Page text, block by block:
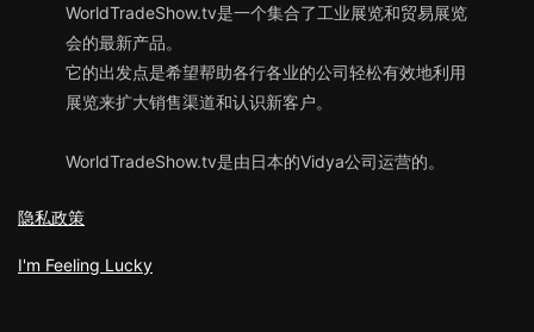
WorldTradeShow.tv是一个集合了工业展览和贸易展览
会的最新产品。
它的出发点是希望帮助各行各业的公司轻松有效地利用
展览来扩大销售渠道和认识新客户。
WorldTradeShow.tv是由日本的Vidya公司运营的。
隐私政策
I'm Feeling Lucky